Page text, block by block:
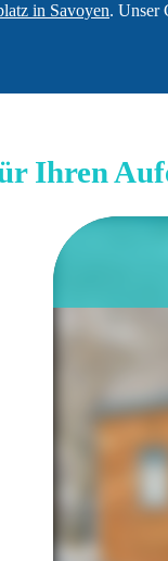
in Savoyen. Unser
Ihren